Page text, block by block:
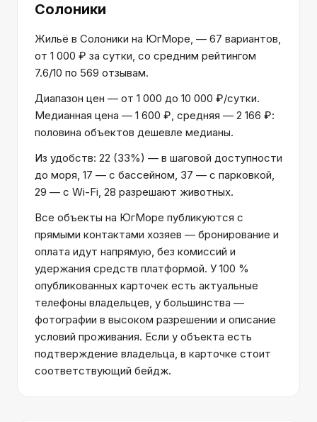
Солоники
Жильё в Солоники на ЮгМоре, — 67 вариантов,
от 1 000 ₽ за сутки, со средним рейтингом
7.6/10 по 569 отзывам.
Диапазон цен — от 1 000 до 10 000 ₽/сутки.
Медианная цена — 1 600 ₽, средняя — 2 166 ₽:
половина объектов дешевле медианы.
Из удобств: 22 (33%) — в шаговой доступности
до моря, 17 — с бассейном, 37 — с парковкой,
29 — с Wi-Fi, 28 разрешают животных.
Все объекты на ЮгМоре публикуются с
прямыми контактами хозяев — бронирование и
оплата идут напрямую, без комиссий и
удержания средств платформой. У 100 %
опубликованных карточек есть актуальные
телефоны владельцев, у большинства —
фотографии в высоком разрешении и описание
условий проживания. Если у объекта есть
подтверждение владельца, в карточке стоит
соответствующий бейдж.